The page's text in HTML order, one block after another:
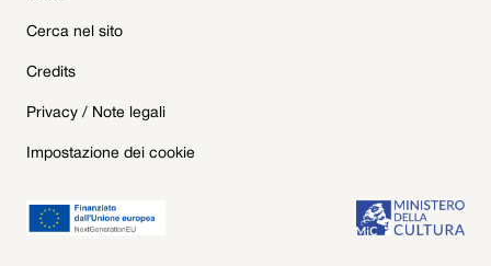
Cerca nel sito
Credits
Privacy / Note legali
Impostazione dei cookie